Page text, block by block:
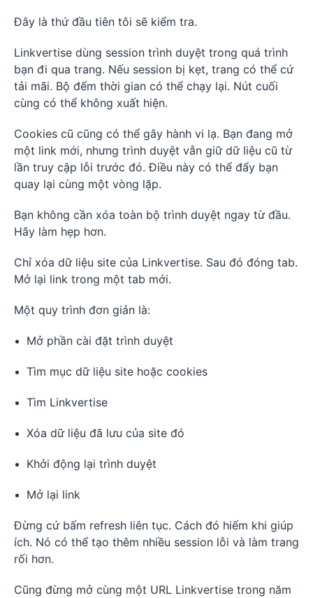
Đây là thứ đầu tiên tôi sẽ kiểm tra.
Linkvertise dùng session trình duyệt trong quá trình
bạn đi qua trang. Nếu session bị kẹt, trang có thể cứ
tải mãi. Bộ đếm thời gian có thể chạy lại. Nút cuối
cùng có thể không xuất hiện.
Cookies cũ cũng có thể gây hành vi lạ. Bạn đang mở
một link mới, nhưng trình duyệt vẫn giữ dữ liệu cũ từ
lần truy cập lỗi trước đó. Điều này có thể đẩy bạn
quay lại cùng một vòng lặp.
Bạn không cần xóa toàn bộ trình duyệt ngay từ đầu.
Hãy làm hẹp hơn.
Chỉ xóa dữ liệu site của Linkvertise. Sau đó đóng tab.
Mở lại link trong một tab mới.
Một quy trình đơn giản là:
Mở phần cài đặt trình duyệt
Tìm mục dữ liệu site hoặc cookies
Tìm Linkvertise
Xóa dữ liệu đã lưu của site đó
Khởi động lại trình duyệt
Mở lại link
Đừng cứ bấm refresh liên tục. Cách đó hiếm khi giúp
ích. Nó có thể tạo thêm nhiều session lỗi và làm trang
rối hơn.
Cũng đừng mở cùng một URL Linkvertise trong năm